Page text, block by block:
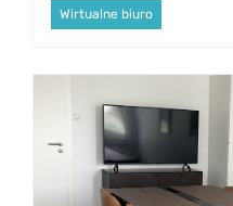
Wirtualne biuro